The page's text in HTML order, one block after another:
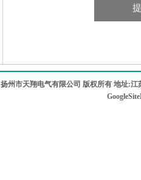
扬州市天翔电气有限公司 版权所有 地址: